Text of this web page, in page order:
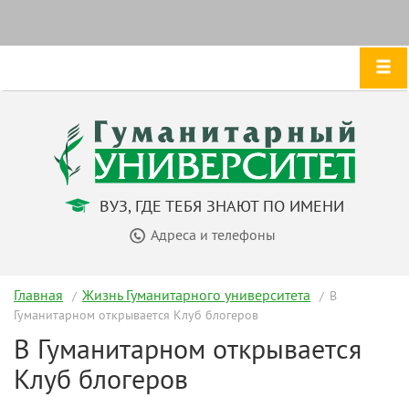
ВУЗ, ГДЕ ТЕБЯ ЗНАЮТ ПО ИМЕНИ
Адреса и телефоны
Главная Жизнь Гуманитарного университета
В
Гуманитарном открывается Клуб блогеров
В Гуманитарном открывается
Клуб блогеров